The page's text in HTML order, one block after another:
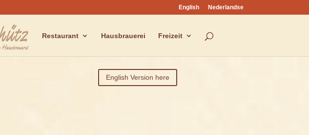
English Nederlandse
Restaurant Hausbrauerei Freizeit
English Version here